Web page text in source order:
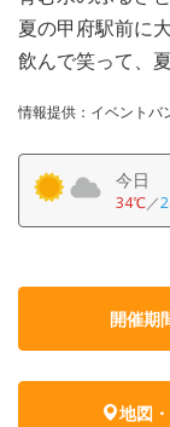
夏の甲府駅前に
飲んで笑って、
情報提供：イベントバ
今日
34℃／
開催期
地図